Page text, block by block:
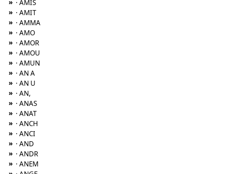
» · AMIS
» · AMIT
» · AMMA
» · AMO
» · AMOR
» · AMOU
» · AMUN
» · AN A
» · AN U
» · AN,
» · ANAS
» · ANAT
» · ANCH
» · ANCI
» · AND
» · ANDR
» · ANEM